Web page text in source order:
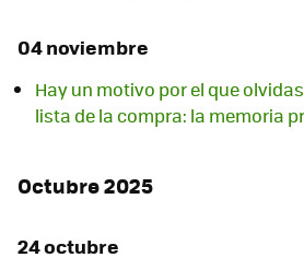
04 noviembre
Hay un motivo por el que
lista de la compra: la memoria
Octubre 2025
24 octubre